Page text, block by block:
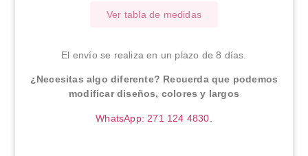
Ver tabla de medidas
El envío se realiza en un plazo de 8 días.
¿Necesitas algo diferente? Recuerda que podemos
modificar diseños, colores y largos
WhatsApp: 271 124 4830.